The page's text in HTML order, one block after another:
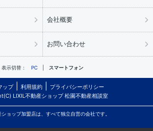
会社概要
お問い合わせ
表示切替： PC スマートフォン
ップ 利用規約
プライバシーポリシー
LIXIL不動産ショップ 松園不動産相談室
ョップ加盟店は、すべて独立自営の会社です。